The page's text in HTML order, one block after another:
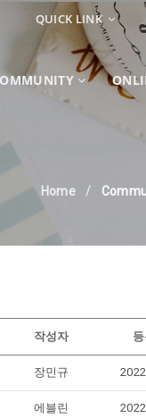
QUICK LINK
Home
작성자
장민규
에블린